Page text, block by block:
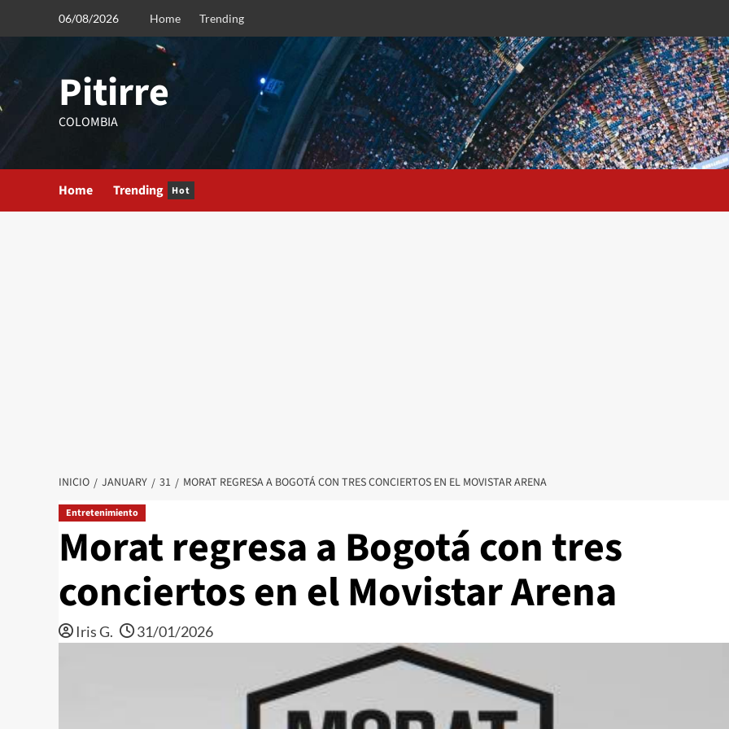
06/08/2026 Home Trending
Pitirre
COLOMBIA
Home Trending Hot
INICIO JANUARY 31 MORAT REGRESA A BOGOTÁ CON TRES CONCIERTOS EN EL MOVISTAR ARENA
Entretenimiento
Morat regresa a Bogotá con tres
conciertos en el Movistar Arena
Iris G. 31/01/2026